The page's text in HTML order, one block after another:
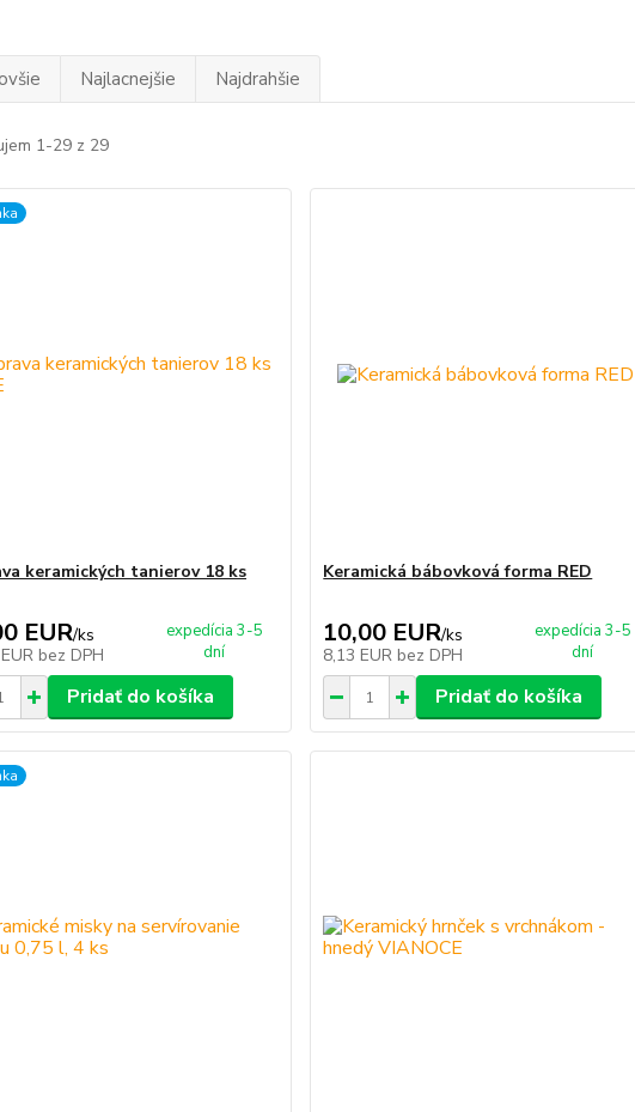
Najlacnejšie Najdrahšie
1-29 z 29
keramických tanierov 18 ks
EUR/ks
bez DPH
expedícia 3-5
dní
Pridať do košíka
Keramická bábovková forma RED
10,00 EUR/ks
8,13 EUR bez DPH
expedícia 3-5
dní
Pridať do košíka